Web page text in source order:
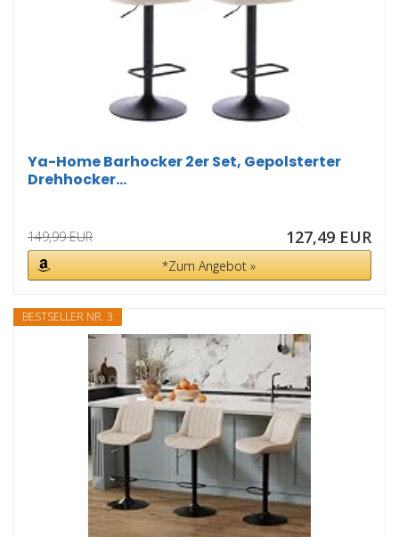
Ya-Home Barhocker 2er Set, Gepolsterter
Drehhocker...
149,99 EUR 127,49 EUR
*Zum Angebot »
BESTSELLER NR. 3